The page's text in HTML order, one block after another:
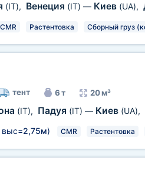
(IT), Венеция (IT) — Киев (UA),
CMR Растентовка Сборный груз
тент 6 т 20 м³
(IT), Падуя (IT) — Киев (UA),
выс=2,75м) CMR Растентовка